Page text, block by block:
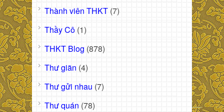
Thành viên THKT (7)
Thầy Cô (1)
THKT Blog (878)
Thư giãn (4)
Thư gửi nhau (7)
Thư quán (78)